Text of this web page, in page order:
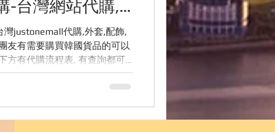
-台灣網站代購,
友有需要購買韓國貨品的可以
方有代購流程表, 有查詢都可
立即回覆你的, 多謝各位. ...